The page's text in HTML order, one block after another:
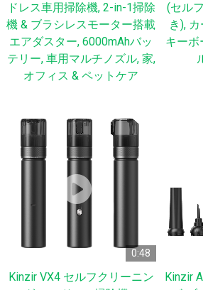
ドレス車用掃除機, 2-in-1掃除
機 & ブラシレスモーター搭載
エアダスター, 6000mAhバッ
テリー, 車用マルチノズル, 家,
オフィス & ペットケア
(セル
き),
キーボ
0:48
Kinzir VX4 セルフクリーニン
Kinzir